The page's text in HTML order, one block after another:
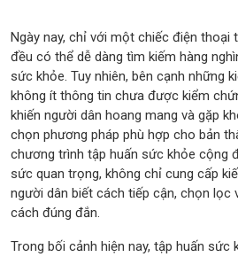
Ngày nay, chỉ với một chiếc điện thoại
đều có thể dễ dàng tìm kiếm hàng
sức khỏe. Tuy nhiên, bên cạnh những
không ít thông tin chưa được kiểm
khiến người dân hoang mang và gặp
chọn phương pháp phù hợp cho bản
chương trình tập huấn sức khỏe cộng
sức quan trọng, không chỉ cung cấp
người dân biết cách tiếp cận, chọn lọc
cách đúng đắn.
Trong bối cảnh hiện nay, tập huấn sức